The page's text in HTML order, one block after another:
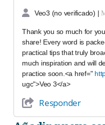
Veo3 (no verificado)
Thank you so much for
share! Every word is
practical tips that truly
much inspiration and will
practice soon.<a href="
ugc">Veo 3</a>
Responder